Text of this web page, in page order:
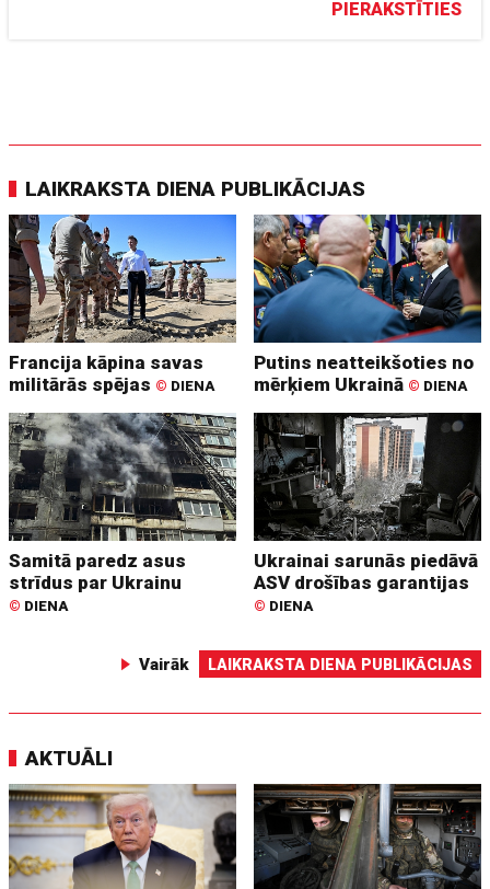
PIERAKSTĪTIES
LAIKRAKSTA DIENA PUBLIKĀCIJAS
Francija kāpina savas
militārās spējas © DIENA
Putins neatteikšoties no
mērķiem Ukrainā © DIENA
Samitā paredz asus
strīdus par Ukrainu
© DIENA
Ukrainai sarunās piedāvā
ASV drošības garantijas
© DIENA
Vairāk LAIKRAKSTA DIENA PUBLIKĀCIJAS
AKTUĀLI